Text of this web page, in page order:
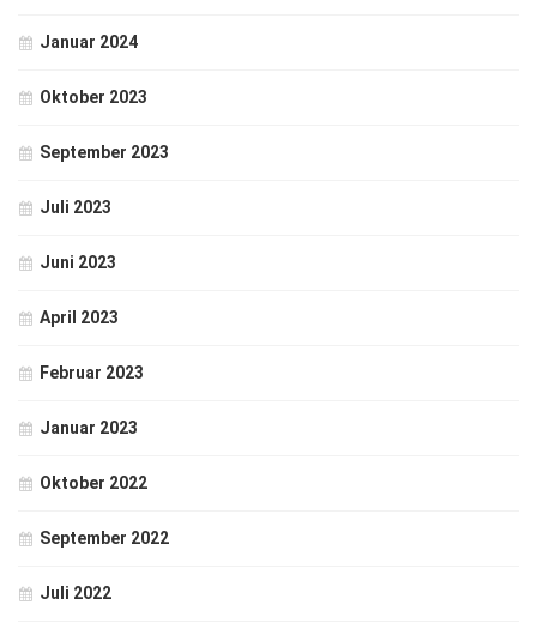
Januar 2024
Oktober 2023
September 2023
Juli 2023
Juni 2023
April 2023
Februar 2023
Januar 2023
Oktober 2022
September 2022
Juli 2022